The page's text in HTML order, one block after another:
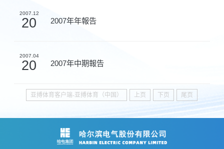
2007.12
20 2007年年報告
2007.04
20 2007年中期報告
亚搏体育客户端-亚搏体育（中国） 上页 下页 尾页